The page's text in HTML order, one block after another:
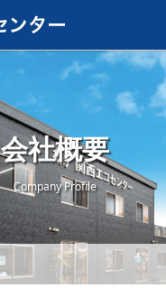
会社概要
Company Profile